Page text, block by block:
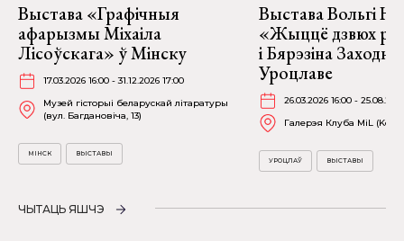
Выстава «Графічныя
афарызмы Міхаіла
Лісоўскага» ў Мінску
17.03.2026 16:00 - 31.12.2026 17:00
Музей гісторыі беларускай літаратуры
(вул. Багдановіча, 13)
МІНСК ВЫСТАВЫ
Выстава Вольгі
«Жыццё дзвюх
і Бярэзіна
Уроцлаве
26.03.2026 16:00 -
Галерэя Клуба MiL
УРОЦЛАЎ ВЫСТАВЫ
ЧЫТАЦЬ ЯШЧЭ